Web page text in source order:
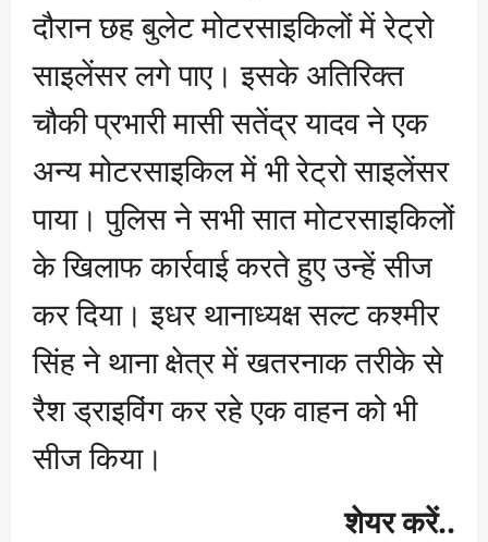
दौरान छह बुलेट मोटरसाइकिलों में रेट्रो
साइलेंसर लगे पाए। इसके अतिरिक्त
चौकी प्रभारी मासी सतेंद्र यादव ने एक
अन्य मोटरसाइकिल में भी रेट्रो साइलेंसर
पाया। पुलिस ने सभी सात मोटरसाइकिलों
के खिलाफ कार्रवाई करते हुए उन्हें सीज
कर दिया। इधर थानाध्यक्ष सल्ट कश्मीर
सिंह ने थाना क्षेत्र में खतरनाक तरीके से
रैश ड्राइविंग कर रहे एक वाहन को भी
सीज किया।
शेयर करें..